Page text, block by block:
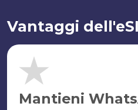
Vantaggi
Mantieni